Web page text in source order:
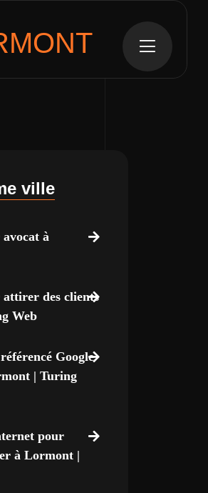
ville
à
des clients
Web
Google
| Turing
pour
à Lormont |